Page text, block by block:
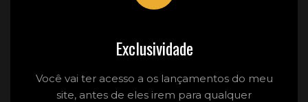
Exclusividade
Você vai ter acesso a os lançamentos do meu
site, antes de eles irem para qualquer